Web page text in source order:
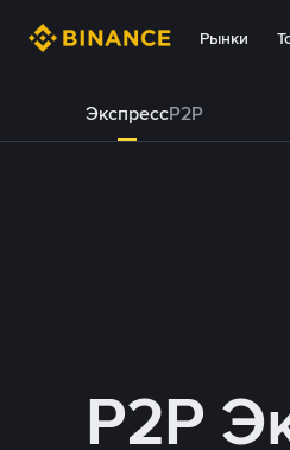
Рынки
ЭкспрессP2P
P2P